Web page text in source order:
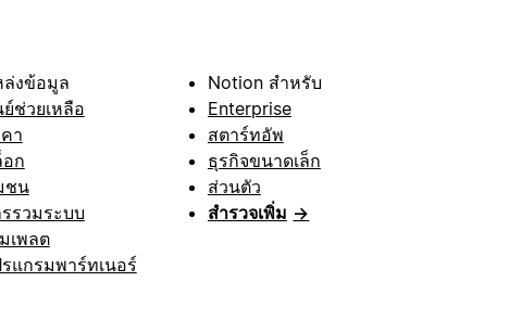
ล่งข้อมูล
ช่วยเหลือ
า
ก
ชน
รวมระบบ
เพลต
แกรมพาร์ทเนอร์
Notion สำหรับ
Enterprise
สตาร์ทอัพ
ธุรกิจขนาดเล็ก
ส่วนตัว
สำรวจเพิ่ม →